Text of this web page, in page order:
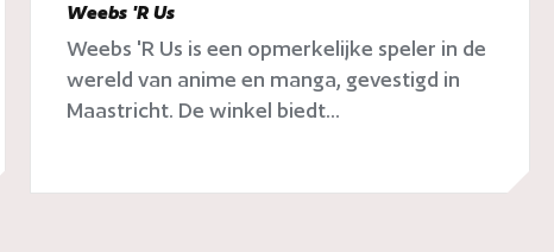
Weebs 'R Us
Weebs 'R Us is een opmerkelijke speler in de
wereld van anime en manga, gevestigd in
Maastricht. De winkel biedt...